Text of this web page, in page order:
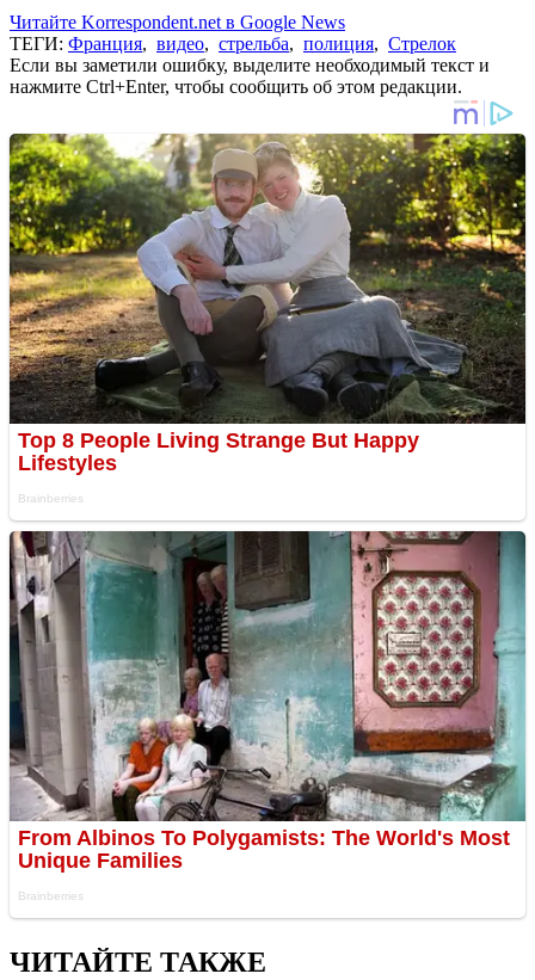
Читайте Korrespondent.net в Google News
ТЕГИ: Франция, видео, стрельба, полиция, Стрелок
Если вы заметили ошибку, выделите необходимый текст и
нажмите Ctrl+Enter, чтобы сообщить об этом редакции.
ЧИТАЙТЕ ТАКЖЕ